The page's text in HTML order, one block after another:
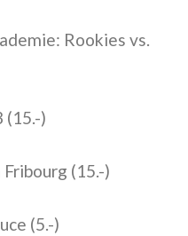
Rookies vs.
(15.-)
(15.-)
(5.-)